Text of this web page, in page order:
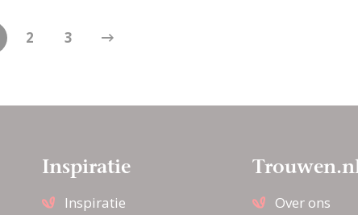
2 3
Inspiratie
Inspiratie
Over ons